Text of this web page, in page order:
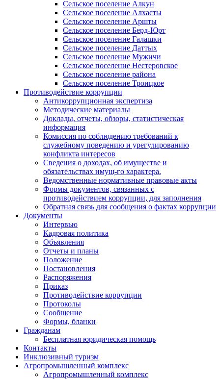
Сельское поселение Алкун
Сельское поселение Алхасты
Сельское поселение Аршты
Сельское поселение Берд-Юрт
Сельское поселение Галашки
Сельское поселение Даттых
Сельское поселение Мужичи
Сельское поселение Нестеровское
Сельское поселение района
Сельское поселение Троицкое
Противодействие коррупции
Антикоррупционная экспертиза
Методические материалы
Доклады, отчеты, обзоры, статистическая
информация
Комиссия по соблюдению требований к
служебному поведению и урегулированию
конфликта интересов
Сведения о доходах, об имуществе и
обязательствах имущ-го характера.
Ведомственные нормативные правовые акты
Формы документов, связанных с
противодействием коррупции, для заполнения
Обратная связь для сообщения о фактах коррупции
Документы
Интервью
Кадровая политика
Объявления
Отчеты и планы
Положение
Постановления
Распоряжения
Приказ
Противодействие коррупции
Протоколы
Сообщение
Формы, бланки
Гражданам
Бесплатная юридическая помощь
Контакты
Инклюзивный туризм
Агропромышленный комплекс
Агропромышленный комплекс